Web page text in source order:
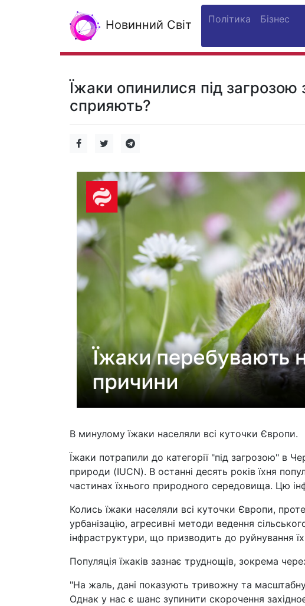
Новинний Світ Політика Бізнес
Їжаки опинилися під
сприяють?
В минулому їжаки населяли всі куточки Європи.
Їжаки потрапили до категорії "під загрозою" в
природи (IUCN). В останні десять років їхня
частинах їхнього природного середовища. Цю
Колись їжаки населяли всі куточки Європи,
урбанізацію, агресивні методи ведення
інфраструктури, що призводить до руйнування
Популяція їжаків зазнає труднощів, зокрема
"На жаль, дані показують тривожну та
Однак у нас є шанс зупинити скорочення